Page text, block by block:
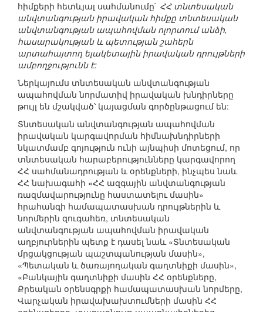
հիմքերի հետևյալ սահմանումը` ՀՀ տնտեսական
անվտանգության իրավական հիմքը տնտեսական
անվտանգության ապահովման ոլորտում անձի,
հասարակության և պետության շահերն
արտահայտող ելակետային իրավական դրույթների
ամբողջությունն է:
Ներկայումս տնտեսական անվտանգության
ապահովման նորմատիվ իրավական խնդիրները
թույլ են մշակված՝ կայացման գործընթացում են:
Տնտեսական անվտանգության ապահովման
իրավական կարգավորման հիմնախնդիրների
նկատմամբ գոյություն ունի այնպիսի մոտեցում, որ
տնտեսական հարաբերությունները կարգավորող
ՀՀ սահմանադրության և օրենքների, ինչպես նաև
ՀՀ նախագահի «ՀՀ ազգային անվտանգության
ռազմավարությունը հաստատելու մասին»
հրահանգի համապատասխան դրույթներին և
նորմերին զուգահեռ, տնտեսական
անվտանգության ապահովման իրավական
աղբյուրներին պետք է դասել նաև «Տնտեսական
մրցակցության պաշտպանության մասին»,
«Պետական և ծառայողական գաղտնիքի մասին»,
«Բանկային գաղտնիքի մասին ՀՀ օրենքները,
Քրեական օրենսգրքի համապատասխան նորմերը,
Վարչական իրավախախտումների մասին ՀՀ